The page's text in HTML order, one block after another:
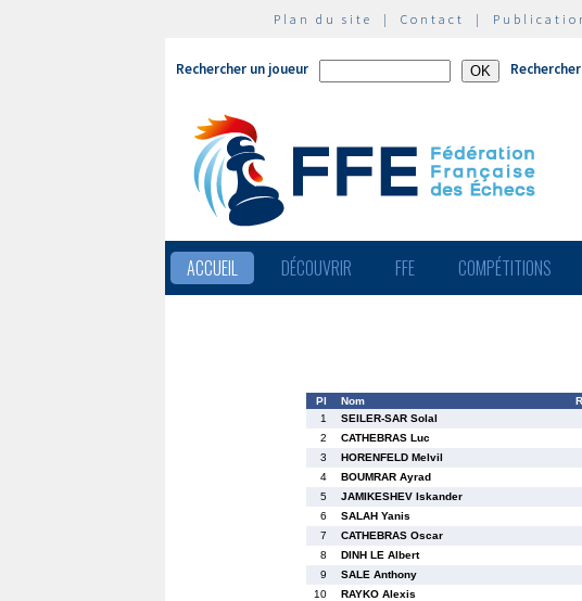
Plan du site | Contact |
Rechercher un joueur
ACCUEIL DÉCOUVRIR FFE COMPÉTITIONS
Pl Nom
1
SEILER-SAR Solal
2
CATHEBRAS Luc
3
HORENFELD Melvil
4
BOUMRAR Ayrad
5
JAMIKESHEV Iskander
6
SALAH Yanis
7
CATHEBRAS Oscar
8
DINH LE Albert
9
SALE Anthony
10
RAYKO Alexis